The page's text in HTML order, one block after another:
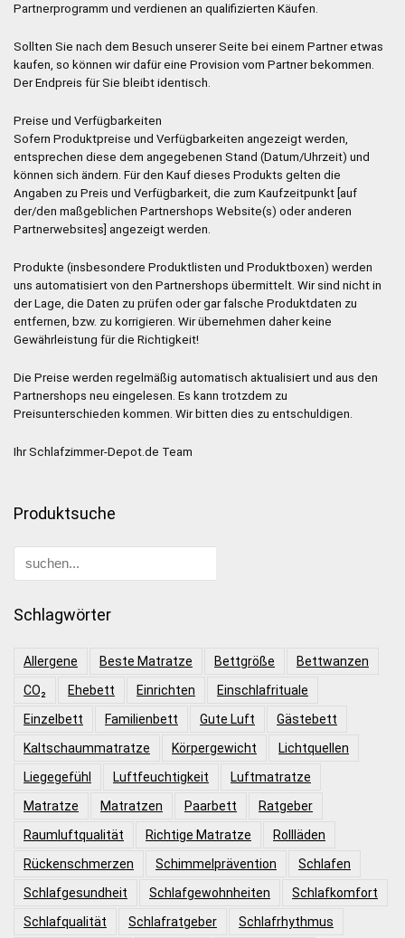
Partnerprogramm und verdienen an qualifizierten Käufen.
Sollten Sie nach dem Besuch unserer Seite bei einem Partner etwas
kaufen, so können wir dafür eine Provision vom Partner bekommen.
Der Endpreis für Sie bleibt identisch.
Preise und Verfügbarkeiten
Sofern Produktpreise und Verfügbarkeiten angezeigt werden,
entsprechen diese dem angegebenen Stand (Datum/Uhrzeit) und
können sich ändern. Für den Kauf dieses Produkts gelten die
Angaben zu Preis und Verfügbarkeit, die zum Kaufzeitpunkt [auf
der/den maßgeblichen Partnershops Website(s) oder anderen
Partnerwebsites] angezeigt werden.
Produkte (insbesondere Produktlisten und Produktboxen) werden
uns automatisiert von den Partnershops übermittelt. Wir sind nicht in
der Lage, die Daten zu prüfen oder gar falsche Produktdaten zu
entfernen, bzw. zu korrigieren. Wir übernehmen daher keine
Gewährleistung für die Richtigkeit!
Die Preise werden regelmäßig automatisch aktualisiert und aus den
Partnershops neu eingelesen. Es kann trotzdem zu
Preisunterschieden kommen. Wir bitten dies zu entschuldigen.
Ihr Schlafzimmer-Depot.de Team
Produktsuche
Schlagwörter
Allergene Beste Matratze Bettgröße
Bettwanzen
CO₂
Ehebett Einrichten
Einschlafrituale
Einzelbett
Familienbett Gute Luft
Gästebett
Kaltschaummatratze
Körpergewicht
Lichtquellen
Liegegefühl
Luftfeuchtigkeit
Luftmatratze
Matratze
Matratzen Paarbett
Ratgeber
Raumluftqualität
Richtige Matratze
Rollläden
Rückenschmerzen
Schimmelprävention
Schlafen
Schlafgesundheit
Schlafgewohnheiten
Schlafkomfort
Schlafqualität
Schlafratgeber Schlafrhythmus